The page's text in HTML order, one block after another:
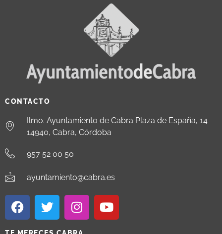
CONTACTO
Ilmo. Ayuntamiento de Cabra Plaza de España, 14
14940, Cabra, Córdoba
957 52 00 50
ayuntamiento@cabra.es